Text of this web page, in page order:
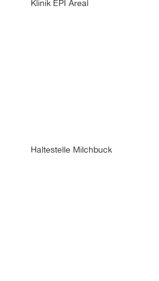
Klinik EPI Areal
Haltestelle Milchbuck